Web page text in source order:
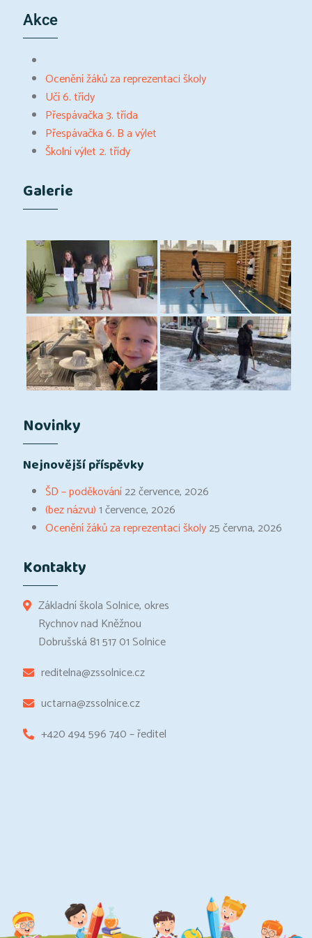
Akce
Ocenění žáků za reprezentaci školy
Učí 6. třídy
Přespávačka 3. třída
Přespávačka 6. B a výlet
Školní výlet 2. třídy
Galerie
Novinky
Nejnovější příspěvky
ŠD – poděkování22 července, 2026
(bez názvu)1 července, 2026
Ocenění žáků za reprezentaci školy25 června, 2026
Kontakty
Základní škola Solnice, okres
Rychnov nad Kněžnou
Dobrušská 81 517 01 Solnice
reditelna@zssolnice.cz
uctarna@zssolnice.cz
+420 494 596 740 – ředitel